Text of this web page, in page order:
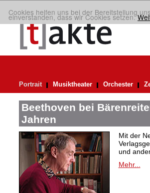
Cookies helfen uns bei der Bereitstellung
einverstanden, dass wir Cookies setzen.
Portrait Musiktheater Orchester
Beethoven bei
Jahren
Mit der
und
Mehr...